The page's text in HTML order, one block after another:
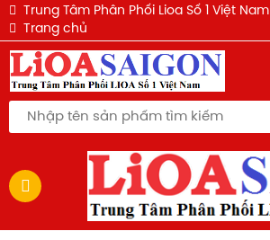
Trung Tâm Phân Phối Lioa Số 1 Việt Nam
Trang chủ